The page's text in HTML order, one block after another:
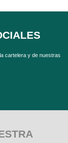
cartelera y de nuestras